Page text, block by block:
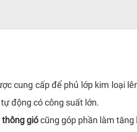
cung cấp để phủ lớp kim loại
động có công suất lớn.
thông giócũng góp phần làm tăng